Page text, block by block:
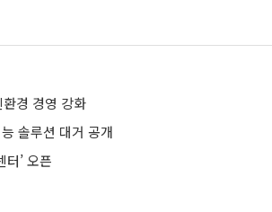
경 경영 강화
솔루션 대거 공개
터’ 오픈